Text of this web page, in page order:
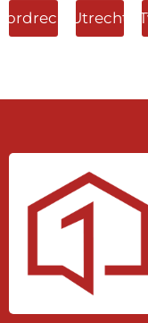
Utrecht